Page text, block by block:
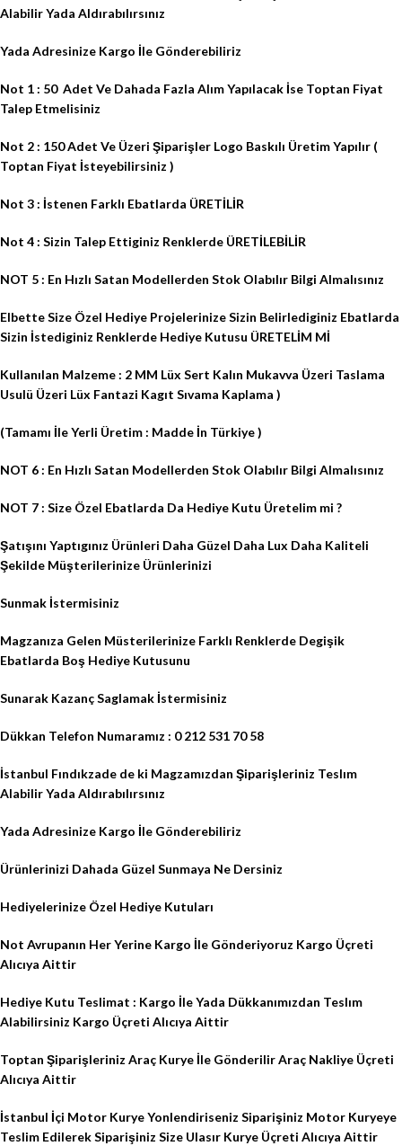
Alabilir Yada Aldırabılırsınız
Yada Adresinize Kargo İle Gönderebiliriz
Not 1 : 50 Adet Ve Dahada Fazla Alım Yapılacak İse Toptan Fiyat
Talep Etmelisiniz
Not 2 : 150 Adet Ve Üzeri Şiparişler Logo Baskılı Üretim Yapılır (
Toptan Fiyat İsteyebilirsiniz )
Not 3 : İstenen Farklı Ebatlarda ÜRETİLİR
Not 4 : Sizin Talep Ettiginiz Renklerde ÜRETİLEBİLİR
NOT 5 : En Hızlı Satan Modellerden Stok Olabılır Bilgi Almalısınız
Elbette Size Özel Hediye Projelerinize Sizin Belirlediginiz Ebatlarda
Sizin İstediginiz Renklerde Hediye Kutusu ÜRETELİM Mİ
Kullanılan Malzeme : 2 MM Lüx Sert Kalın Mukavva Üzeri Taslama
Usulü Üzeri Lüx Fantazi Kagıt Sıvama Kaplama )
(Tamamı İle Yerli Üretim : Madde İn Türkiye )
NOT 6 : En Hızlı Satan Modellerden Stok Olabılır Bilgi Almalısınız
NOT 7 : Size Özel Ebatlarda Da Hediye Kutu Üretelim mi ?
Şatışını Yaptıgınız Ürünleri Daha Güzel Daha Lux Daha Kaliteli
Şekilde Müşterilerinize Ürünlerinizi
Sunmak İstermisiniz
Magzanıza Gelen Müsterilerinize Farklı Renklerde Degişik
Ebatlarda Boş Hediye Kutusunu
Sunarak Kazanç Saglamak İstermisiniz
Dükkan Telefon Numaramız : 0 212 531 70 58
İstanbul Fındıkzade de ki Magzamızdan Şiparişleriniz Teslım
Alabilir Yada Aldırabılırsınız
Yada Adresinize Kargo İle Gönderebiliriz
Ürünlerinizi Dahada Güzel Sunmaya Ne Dersiniz
Hediyelerinize Özel Hediye Kutuları
Not Avrupanın Her Yerine Kargo İle Gönderiyoruz Kargo Üçreti
Alıcıya Aittir
Hediye Kutu Teslimat : Kargo İle Yada Dükkanımızdan Teslım
Alabilirsiniz Kargo Üçreti Alıcıya Aittir
Toptan Şiparişleriniz Araç Kurye İle Gönderilir Araç Nakliye Üçreti
Alıcıya Aittir
İstanbul İçi Motor Kurye Yonlendiriseniz Siparişiniz Motor Kuryeye
Teslim Edilerek Siparişiniz Size Ulasır Kurye Üçreti Alıcıya Aittir